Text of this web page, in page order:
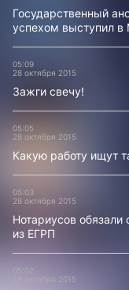
Государственный
успехом выступил в
05:09
28 октября 2015
Зажги свечу!
05:05
28 октября 2015
Какую работу ищут
05:03
28 октября 2015
Нотариусов обязали
из ЕГРП
05:02
28 октября 2015